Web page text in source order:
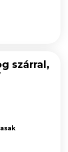
szárral,